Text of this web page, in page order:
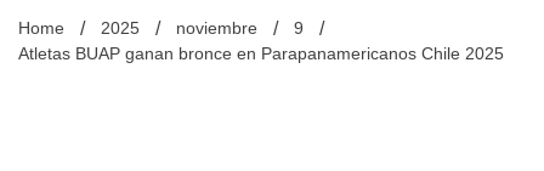
Home 2025 noviembre
9
Atletas BUAP ganan bronce en Parapanamericanos Chile 2025